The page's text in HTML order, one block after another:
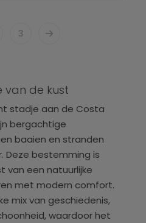
3
van de kust
stadje aan de Costa
bergachtige
baaien en stranden
Deze bestemming is
van een natuurlijke
met modern comfort.
mix van geschiedenis,
waardoor het